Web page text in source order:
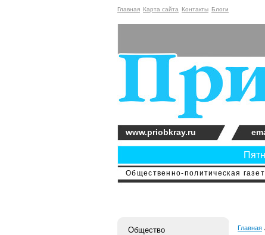
Главная Карта сайта Контакты Блоги
Общественно-политическая
www.priobkray.ru
Общество
Главная